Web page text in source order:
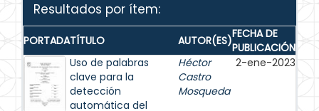
Resultados por ítem:
PORTADATÍTULO AUTOR(ES)FECHA DE
PUBLICACIÓN
Uso de palabras
clave para la
detección
automática del
Héctor
Castro
Mosqueda
2-ene-2023